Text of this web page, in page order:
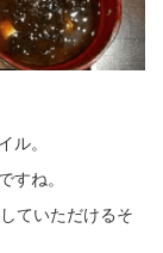
ル。
すね。
ていただけるそ